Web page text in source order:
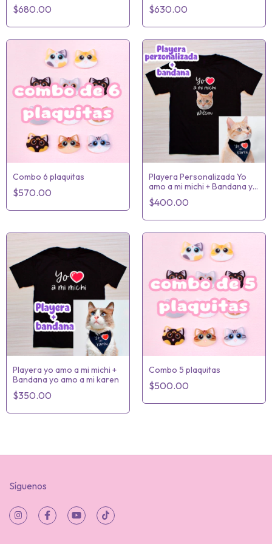
$680.00 $630.00
Combo 6 plaquitas
$570.00
Playera Personalizada Yo
amo a mi michi + Bandana yo
amo a mi Karen
$400.00
Playera yo amo a mi michi +
Bandana yo amo a mi karen
$350.00
Combo 5 plaquitas
$500.00
Síguenos